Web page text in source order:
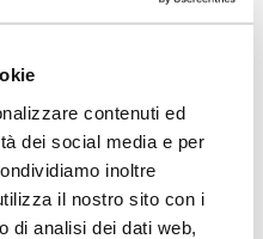
contenuti ed
dei social media e per
inoltre
il nostro sito con i
di analisi dei dati web,
sogno. Il nostro
Personalizza la tua
routine e immergiti